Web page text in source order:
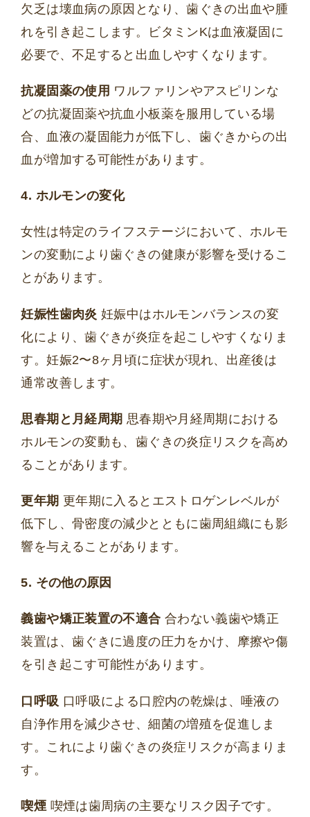
欠乏は壊血病の原因となり、歯ぐきの出血や腫
れを引き起こします。ビタミンKは血液凝固に
必要で、不足すると出血しやすくなります。
抗凝固薬の使用 ワルファリンやアスピリンな
どの抗凝固薬や抗血小板薬を服用している場
合、血液の凝固能力が低下し、歯ぐきからの出
血が増加する可能性があります。
4. ホルモンの変化
女性は特定のライフステージにおいて、ホルモ
ンの変動により歯ぐきの健康が影響を受けるこ
とがあります。
妊娠性歯肉炎 妊娠中はホルモンバランスの変
化により、歯ぐきが炎症を起こしやすくなりま
す。妊娠2〜8ヶ月頃に症状が現れ、出産後は
通常改善します。
思春期と月経周期 思春期や月経周期における
ホルモンの変動も、歯ぐきの炎症リスクを高め
ることがあります。
更年期 更年期に入るとエストロゲンレベルが
低下し、骨密度の減少とともに歯周組織にも影
響を与えることがあります。
5. その他の原因
義歯や矯正装置の不適合 合わない義歯や矯正
装置は、歯ぐきに過度の圧力をかけ、摩擦や傷
を引き起こす可能性があります。
口呼吸 口呼吸による口腔内の乾燥は、唾液の
自浄作用を減少させ、細菌の増殖を促進しま
す。これにより歯ぐきの炎症リスクが高まりま
す。
喫煙 喫煙は歯周病の主要なリスク因子です。